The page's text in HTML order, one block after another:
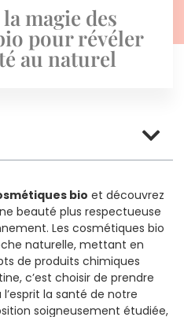
magie des
pour révéler
au naturel
bio et découvrez
beauté plus respectueuse
Les cosmétiques bio
naturelle, mettant en
de produits chimiques
c’est choisir de prendre
la santé de notre
soigneusement étudiée,